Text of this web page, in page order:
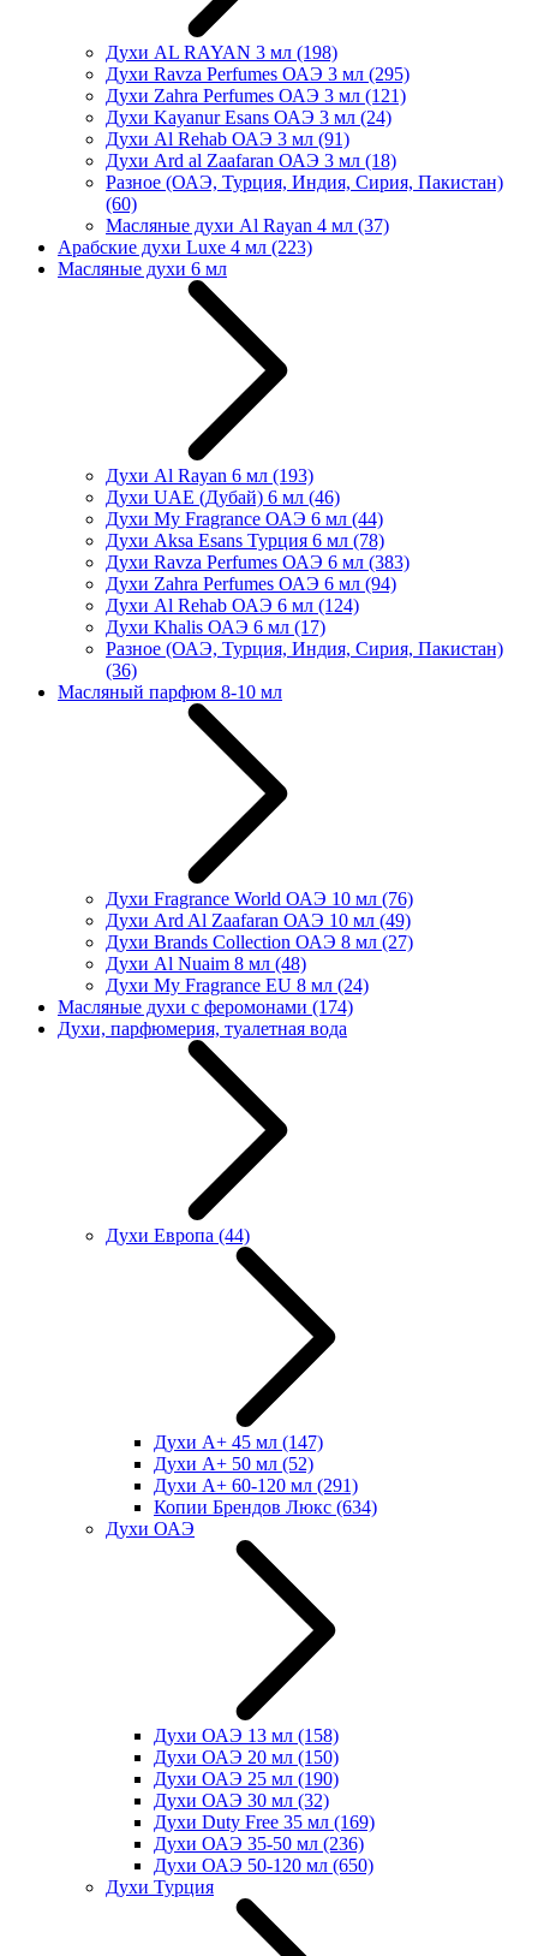
Духи AL RAYAN 3 мл (198)
Духи Ravza Perfumes ОАЭ 3 мл (295)
Духи Zahra Perfumes ОАЭ 3 мл (121)
Духи Kayanur Esans ОАЭ 3 мл (24)
Духи Al Rehab ОАЭ 3 мл (91)
Духи Ard al Zaafaran ОАЭ 3 мл (18)
Разное (ОАЭ, Турция, Индия, Сирия, Пакистан)
(60)
Масляные духи Al Rayan 4 мл (37)
Арабские духи Luxe 4 мл (223)
Масляные духи 6 мл
Духи Al Rayan 6 мл (193)
Духи UAE (Дубай) 6 мл (46)
Духи My Fragrance ОАЭ 6 мл (44)
Духи Aksa Esans Турция 6 мл (78)
Духи Ravza Perfumes ОАЭ 6 мл (383)
Духи Zahra Perfumes ОАЭ 6 мл (94)
Духи Al Rehab ОАЭ 6 мл (124)
Духи Khalis ОАЭ 6 мл (17)
Разное (ОАЭ, Турция, Индия, Сирия, Пакистан)
(36)
Масляный парфюм 8-10 мл
Духи Fragrance World ОАЭ 10 мл (76)
Духи Ard Al Zaafaran ОАЭ 10 мл (49)
Духи Brands Collection ОАЭ 8 мл (27)
Духи Al Nuaim 8 мл (48)
Духи My Fragrance EU 8 мл (24)
Масляные духи с феромонами (174)
Духи, парфюмерия, туалетная вода
Духи Европа (44)
Духи А+ 45 мл (147)
Духи А+ 50 мл (52)
Духи А+ 60-120 мл (291)
Копии Брендов Люкс (634)
Духи ОАЭ
Духи ОАЭ 13 мл (158)
Духи ОАЭ 20 мл (150)
Духи ОАЭ 25 мл (190)
Духи ОАЭ 30 мл (32)
Духи Duty Free 35 мл (169)
Духи ОАЭ 35-50 мл (236)
Духи ОАЭ 50-120 мл (650)
Духи Турция